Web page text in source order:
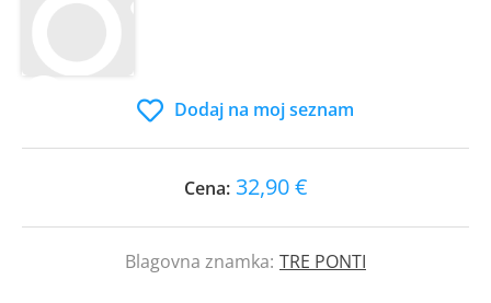
Dodaj na moj seznam
Cena: 32,90 €
Blagovna znamka: TRE PONTI